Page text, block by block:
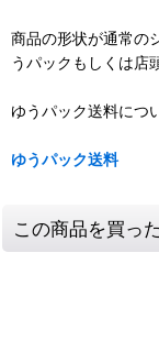
商品の形状が通常の
うパックもしくは店
ゆうパック送料につ
ゆうパック送料
この商品を買っ